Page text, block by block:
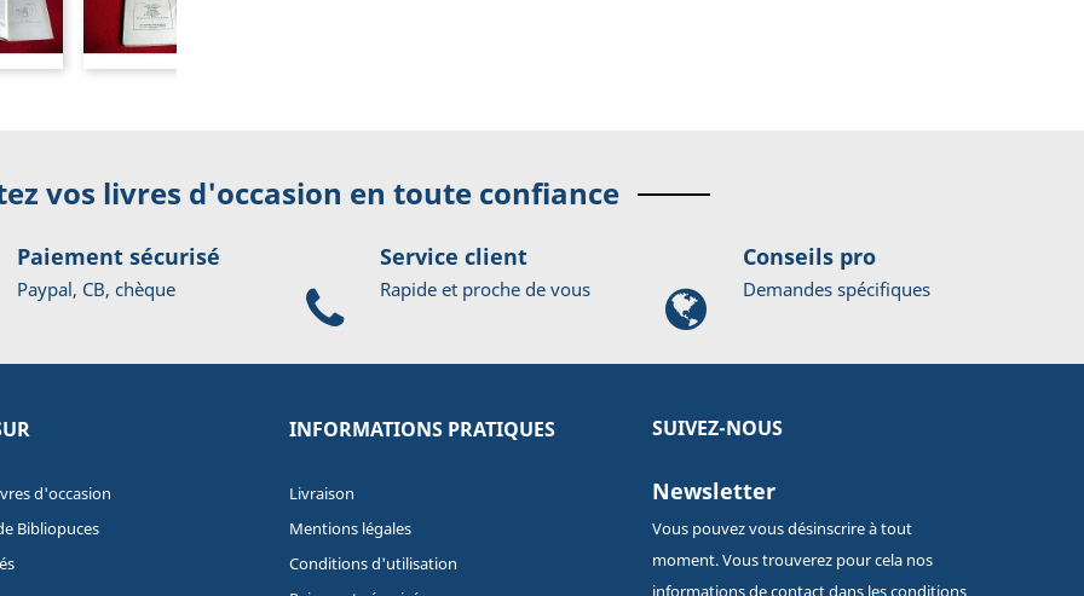
vos livres d'occasion en toute confiance
Paiement sécurisé
Paypal, CB, chèque
Service client
Rapide et proche de vous
Conseils pro
Demandes spécifiques
d'occasion
Bibliopuces
INFORMATIONS PRATIQUES
Livraison
Mentions légales
Conditions d'utilisation
SUIVEZ-NOUS
Newsletter
Vous pouvez vous désinscrire à tout
moment. Vous trouverez pour cela nos
informations de contact dans les conditions